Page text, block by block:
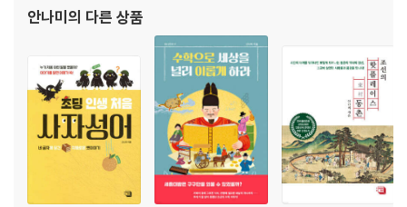
화요일 ｜ 너와 나의 일상, 노동 그리고 노동인권
수요일 ｜ 노동법을 아시나요
목요일 ｜ 파업하면 나쁜 사람들 아닌가요
금요일 ｜ 새 시대의 노동인권
PART3│소확행
제9강 취향의 발견 │김동훈
월요일 ｜ 자유와 관용
화요일 ｜ 위장과 전치
라는 믿음으로 성균관대학교 한문학과에서 학생들을 가르치고 있
안나미의 다른 상품